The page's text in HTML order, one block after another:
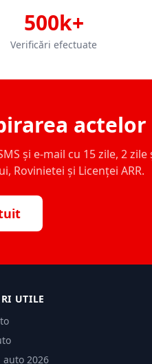
500k+
Verificări efectuate
și e-mail cu 15 zile, 2 zile
Rovinietei și Licenței ARR.
UTILE
auto 2026